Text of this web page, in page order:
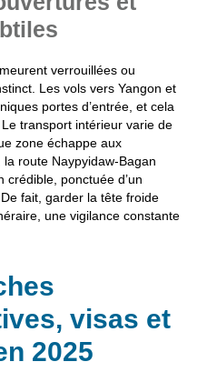
verrouillées ou
Les vols vers Yangon et
portes d’entrée, et cela
transport intérieur varie de
zone échappe aux
route Naypyidaw-Bagan
crédible, ponctuée d’un
fait, garder la tête froide
une vigilance constante
visas et
2025